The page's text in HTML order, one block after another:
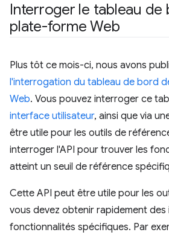
Interroger le tableau de
plate-forme Web
Plus tôt ce mois-ci, nous avons
l'interrogation du tableau de bord
Web. Vous pouvez interroger ce
interface utilisateur, ainsi que via
être utile pour les outils de
interroger l'API pour trouver les
atteint un seuil de référence
Cette API peut être utile pour les
vous devez obtenir rapidement
fonctionnalités spécifiques. Par